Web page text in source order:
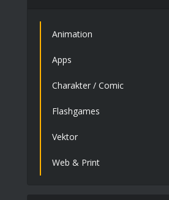
Animation
Apps
Charakter / Comic
Flashgames
Vektor
Web & Print